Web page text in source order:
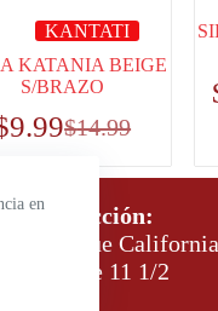
en
KANTATI
KATANIA BEIGE
S/BRAZO
$14.99
9.99
Dirección:
Parque
Daule 11 1/2